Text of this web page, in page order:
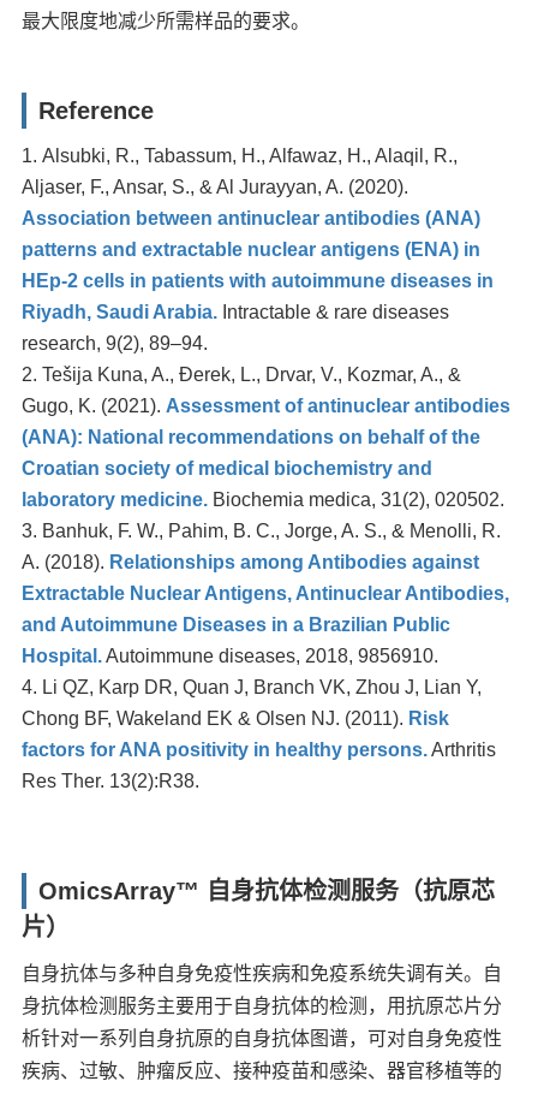
最大限度地减少所需样品的要求。
Reference
Alsubki, R., Tabassum, H., Alfawaz, H., Alaqil, R.,
Aljaser, F., Ansar, S., & Al Jurayyan, A. (2020).
Association between antinuclear antibodies (ANA)
patterns and extractable nuclear antigens (ENA) in
HEp-2 cells in patients with autoimmune diseases in
Riyadh, Saudi Arabia. Intractable & rare diseases
research, 9(2), 89–94.
Tešija Kuna, A., Đerek, L., Drvar, V., Kozmar, A., &
Gugo, K. (2021). Assessment of antinuclear antibodies
(ANA): National recommendations on behalf of the
Croatian society of medical biochemistry and
laboratory medicine. Biochemia medica, 31(2), 020502.
Banhuk, F. W., Pahim, B. C., Jorge, A. S., & Menolli, R.
A. (2018). Relationships among Antibodies against
Extractable Nuclear Antigens, Antinuclear Antibodies,
and Autoimmune Diseases in a Brazilian Public
Hospital.Autoimmune diseases, 2018, 9856910.
Li QZ, Karp DR, Quan J, Branch VK, Zhou J, Lian Y,
Chong BF, Wakeland EK & Olsen NJ. (2011). Risk
factors for ANA positivity in healthy persons.Arthritis
Res Ther. 13(2):R38.
OmicsArray™ 自身抗体检测服务（抗原芯
片）
自身抗体与多种自身免疫性疾病和免疫系统失调有关。自
身抗体检测服务主要用于自身抗体的检测，用抗原芯片分
析针对一系列自身抗原的自身抗体图谱，可对自身免疫性
疾病、过敏、肿瘤反应、接种疫苗和感染、器官移植等的